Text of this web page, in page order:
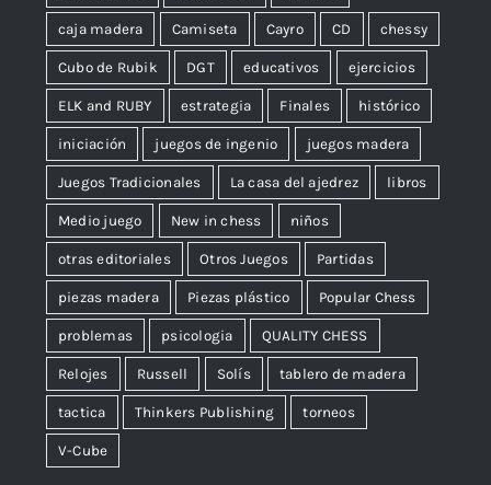
caja madera Camiseta Cayro CD chessy
Cubo de Rubik DGT educativos ejercicios
ELK and RUBY estrategia Finales histórico
iniciación juegos de ingenio juegos madera
Juegos Tradicionales La casa del ajedrez libros
Medio juego New in chess niños
otras editoriales Otros Juegos Partidas
piezas madera Piezas plástico Popular Chess
problemas psicologia QUALITY CHESS
Relojes Russell Solís tablero de madera
tactica Thinkers Publishing torneos
V-Cube